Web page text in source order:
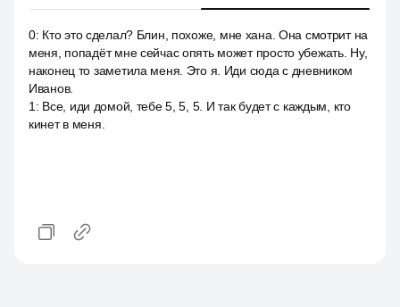
0: Кто это сделал? Блин, похоже, мне хана. Она смотрит на
меня, попадёт мне сейчас опять может просто убежать. Ну,
наконец то заметила меня. Это я. Иди сюда с дневником
Иванов.
1 : Все, иди домой, тебе 5, 5, 5. И так будет с каждым, кто
кинет в меня.